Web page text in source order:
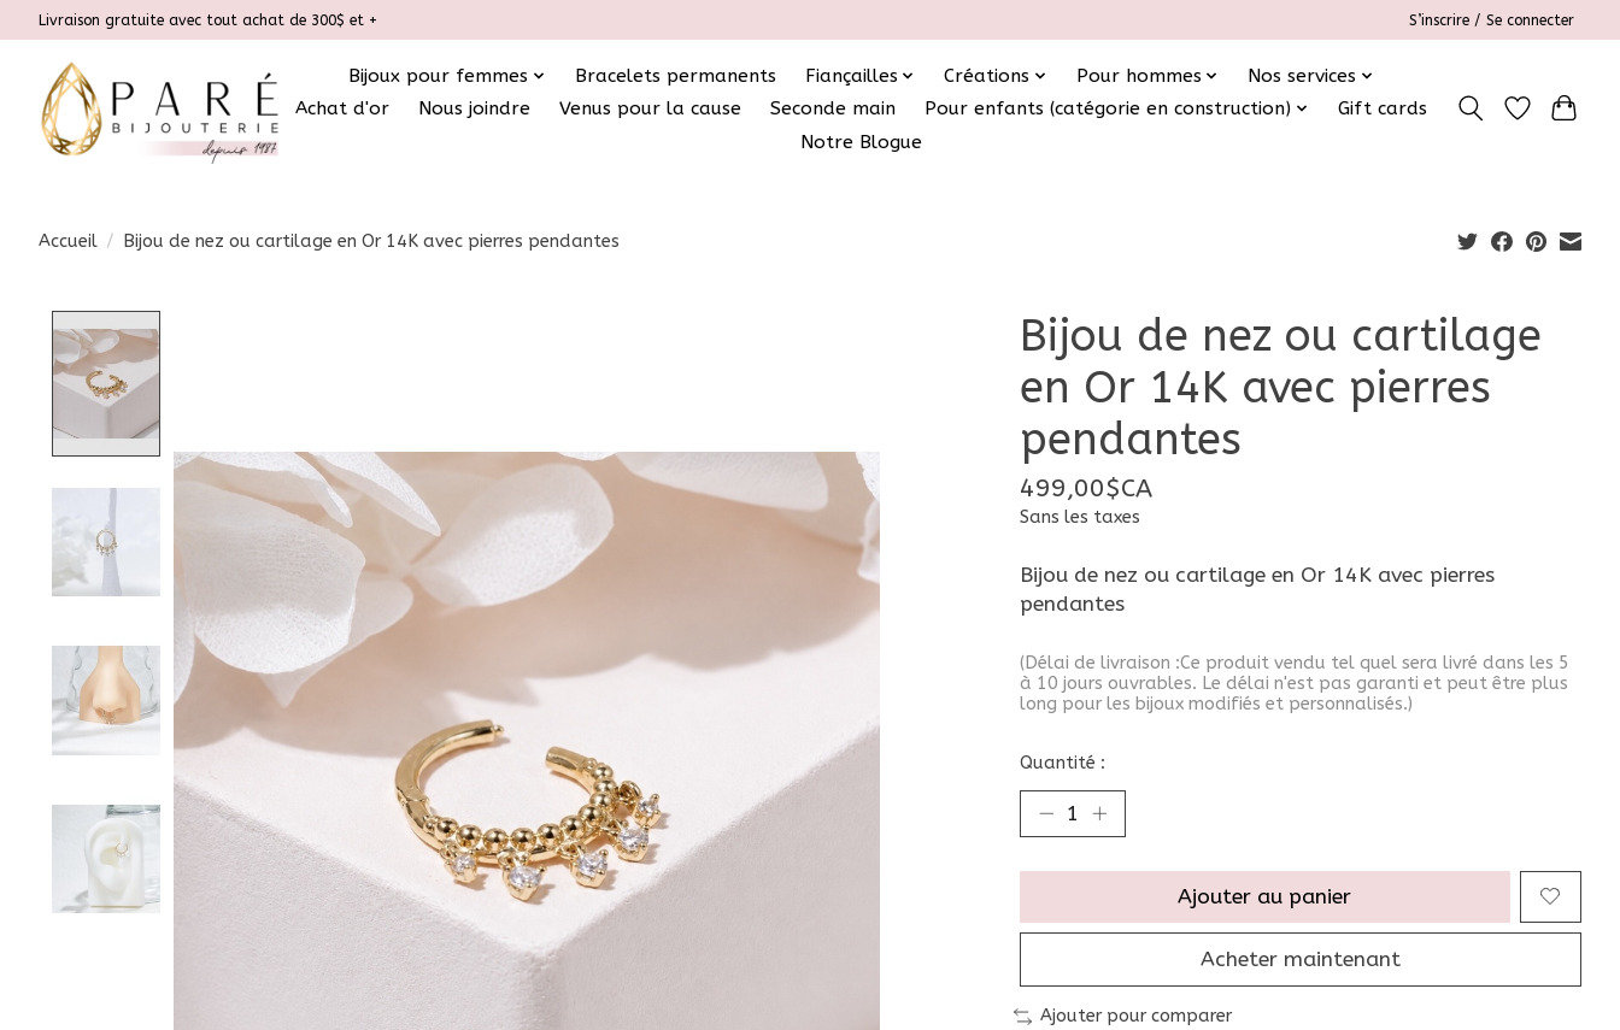
Livraison gratuite avec tout achat de 300$ et + S’inscrire / Se connecter
Bijoux pour femmes Bracelets permanents Fiançailles Créations Pour hommes
Nos services
Achat d'or
Nous joindre Venus pour la cause Seconde main Pour enfants (catégorie en construction)
Gift cards
Notre Blogue
Accueil / Bijou de nez ou cartilage en Or 14K avec pierres pendantes
Bijou de nez ou cartilage
en Or 14K avec pierres
pendantes
499,00$CA
Sans les taxes
Bijou de nez ou cartilage en Or 14K avec pierres
pendantes
(Délai de livraison :Ce produit vendu tel quel sera livré dans les 5
à 10 jours ouvrables. Le délai n'est pas garanti et peut être plus
long pour les bijoux modifiés et personnalisés.)
Quantité :
Ajouter au panier
Acheter maintenant
Ajouter pour comparer